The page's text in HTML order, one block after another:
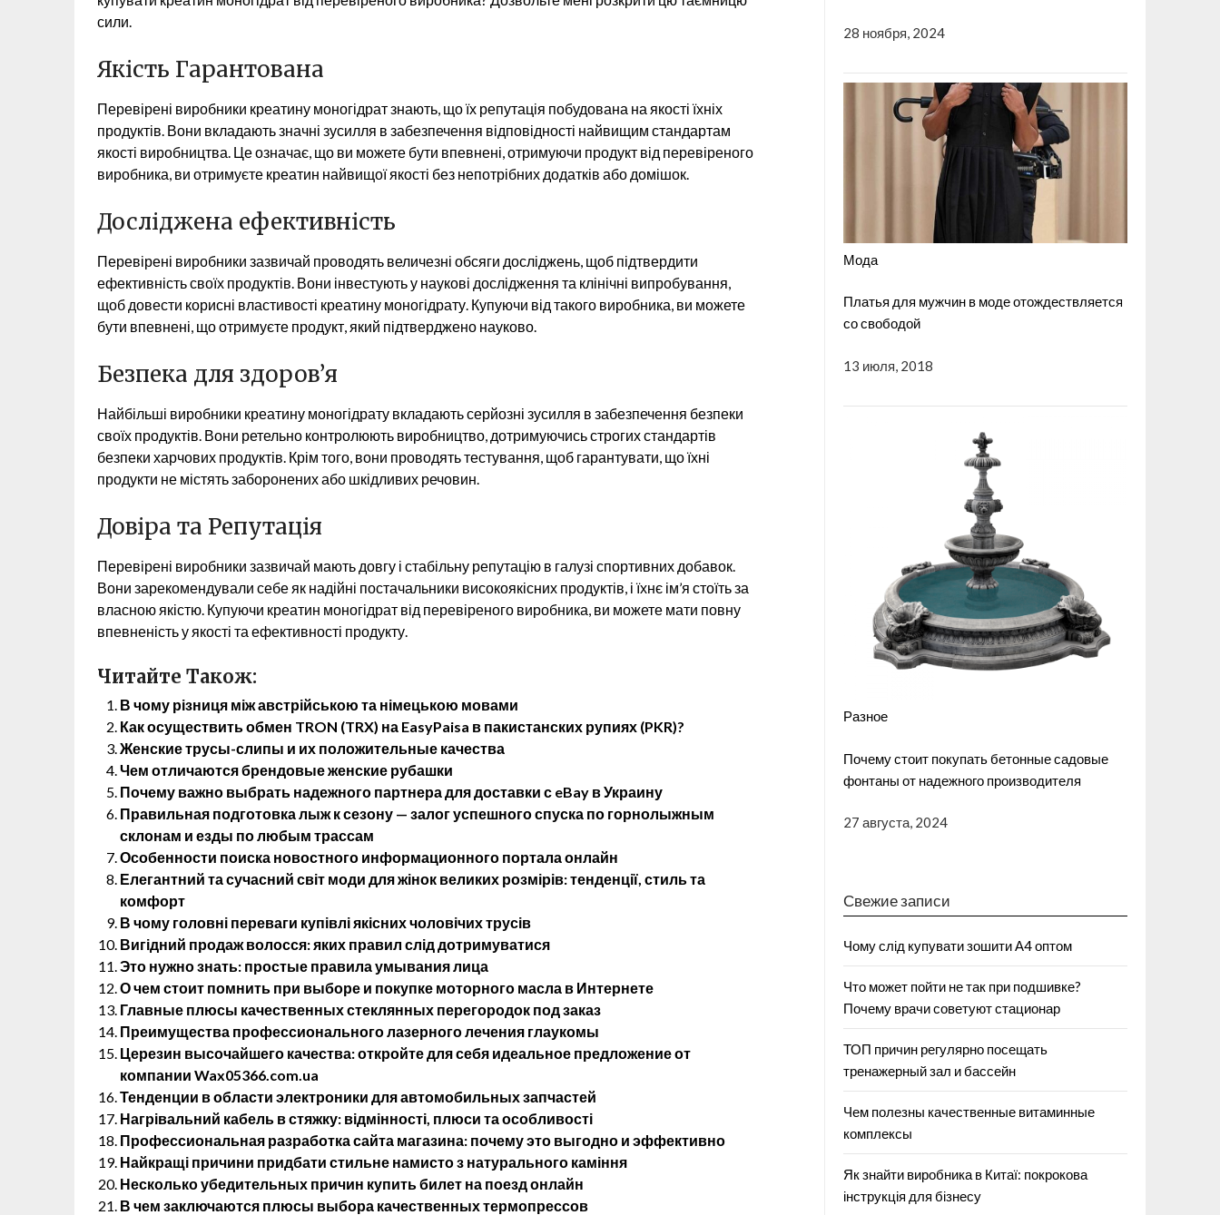
сили.
Якість Гарантована
Перевірені виробники креатину моногідрат знають, що їх репутація побудована на якості їхніх
продуктів. Вони вкладають значні зусилля в забезпечення відповідності найвищим стандартам
якості виробництва. Це означає, що ви можете бути впевнені, отримуючи продукт від перевіреного
виробника, ви отримуєте креатин найвищої якості без непотрібних додатків або домішок.
Досліджена ефективність
Перевірені виробники зазвичай проводять величезні обсяги досліджень, щоб підтвердити
ефективність своїх продуктів. Вони інвестують у наукові дослідження та клінічні випробування,
щоб довести корисні властивості креатину моногідрату. Купуючи від такого виробника, ви можете
бути впевнені, що отримуєте продукт, який підтверджено науково.
Безпека для здоров’я
Найбільші виробники креатину моногідрату вкладають серйозні зусилля в забезпечення безпеки
своїх продуктів. Вони ретельно контролюють виробництво, дотримуючись строгих стандартів
безпеки харчових продуктів. Крім того, вони проводять тестування, щоб гарантувати, що їхні
продукти не містять заборонених або шкідливих речовин.
Довіра та Репутація
Перевірені виробники зазвичай мають довгу і стабільну репутацію в галузі спортивних добавок.
Вони зарекомендували себе як надійні постачальники високоякісних продуктів, і їхнє ім’я стоїть за
власною якістю. Купуючи креатин моногідрат від перевіреного виробника, ви можете мати повну
впевненість у якості та ефективності продукту.
Читайте Також:
В чому різниця між австрійською та німецькою мовами
Как осуществить обмен TRON (TRX) на EasyPaisa в пакистанских рупиях (PKR)?
Женские трусы-слипы и их положительные качества
Чем отличаются брендовые женские рубашки
Почему важно выбрать надежного партнера для доставки с eBay в Украину
Правильная подготовка лыж к сезону — залог успешного спуска по горнолыжным
склонам и езды по любым трассам
Особенности поиска новостного информационного портала онлайн
Елегантний та сучасний світ моди для жінок великих розмірів: тенденції, стиль та
комфорт
В чому головні переваги купівлі якісних чоловічих трусів
Вигідний продаж волосся: яких правил слід дотримуватися
Это нужно знать: простые правила умывания лица
О чем стоит помнить при выборе и покупке моторного масла в Интернете
Главные плюсы качественных стеклянных перегородок под заказ
Преимущества профессионального лазерного лечения глаукомы
Церезин высочайшего качества: откройте для себя идеальное предложение от
компании Wax05366.com.ua
Тенденции в области электроники для автомобильных запчастей
Нагрівальний кабель в стяжку: відмінності, плюси та особливості
Профессиональная разработка сайта магазина: почему это выгодно и эффективно
Найкращі причини придбати стильне намисто з натурального каміння
Несколько убедительных причин купить билет на поезд онлайн
В чем заключаются плюсы выбора качественных термопрессов
28 ноября, 2024
Мода
Платья для мужчин в моде отождествляется
со свободой
13 июля, 2018
Разное
Почему стоит покупать бетонные садовые
фонтаны от надежного производителя
27 августа, 2024
Свежие записи
Чому слід купувати зошити А4 оптом
Что может пойти не так при подшивке?
Почему врачи советуют стационар
ТОП причин регулярно посещать
тренажерный зал и бассейн
Чем полезны качественные витаминные
комплексы
Як знайти виробника в Китаї: покрокова
інструкція для бізнесу